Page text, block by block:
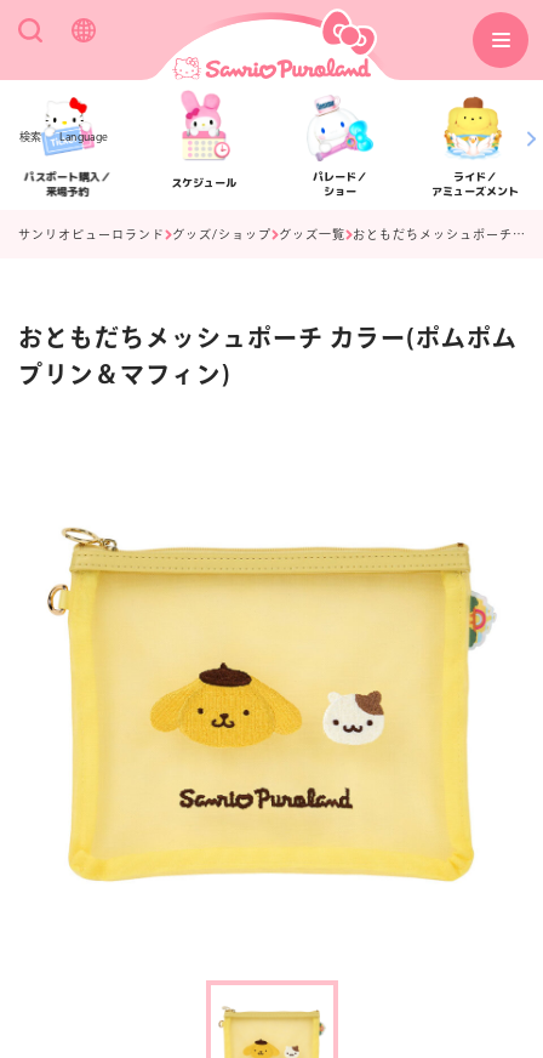
検索 Language
パスポート購入／
来場予約
スケジュール
パレード／
ショー
ライド／
アミューズメント
アクセス フロアマップ
楽しみ方 サービスガイド
サンリオピューロランド グッズ/ショップ グッズ一覧 おともだちメッシュポーチ カラー(ポムポムプリン＆マフィン)
おともだちメッシュポーチ カラー(ポムポム
プリン＆マフィン)